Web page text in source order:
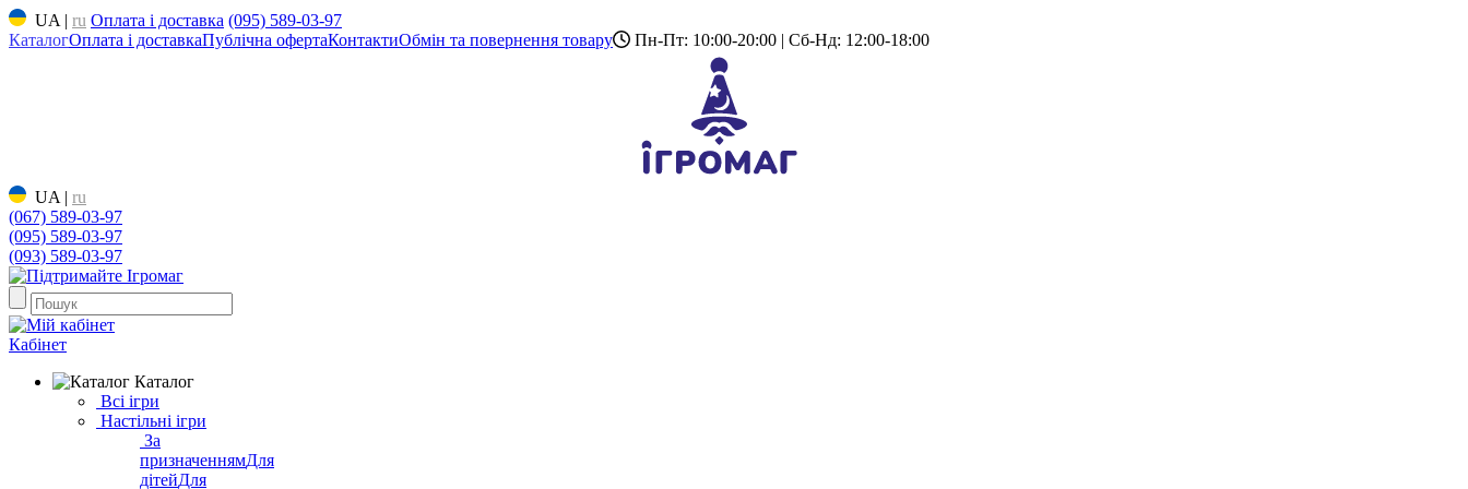
UA | ru Оплата і доставка (095) 589-03-97
КаталогОплата і доставкаПублічна офертаКонтактиОбмін та повернення товару Пн-Пт: 10:00-20:00 | Сб-Нд: 12:00-18:00
UA | ru
(067) 589-03-97
(095) 589-03-97
(093) 589-03-97
Кабінет
Каталог
Всі ігри
Настільні ігри
За
призначеннямДля
дітейДля